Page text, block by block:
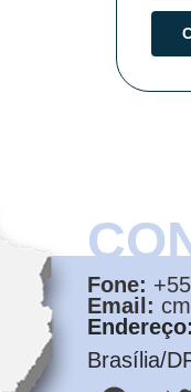
Fone:
Email:
Endereço:
Brasília/